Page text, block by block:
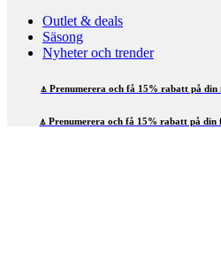
Outlet & deals
Säsong
Nyheter och trender
⍋ Prenumerera och få 15% rabatt på
⍋ Prenumerera och få 15% rabatt på